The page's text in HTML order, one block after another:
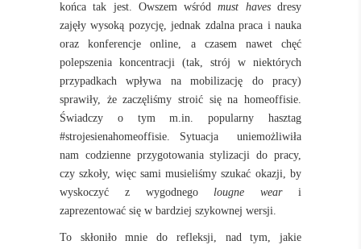
końca tak jest. Owszem wśródmust havesdresy
zajęły wysoką pozycję, jednak zdalna praca i nauka
oraz konferencje online, a czasem nawet chęć
polepszenia koncentracji (tak, strój w niektórych
przypadkach wpływa na mobilizację do pracy)
sprawiły, że zaczęliśmy stroić się na homeoffisie.
Świadczy o tym m.in. popularny hasztag
#strojesienahomeoffisie. Sytuacja uniemożliwiła
nam codzienne przygotowania stylizacji do pracy,
czy szkoły, więc sami musieliśmy szukać okazji, by
wyskoczyć z wygodnegolougne weari
zaprezentować się w bardziej szykownej wersji.
To skłoniło mnie do refleksji, nad tym, jakie